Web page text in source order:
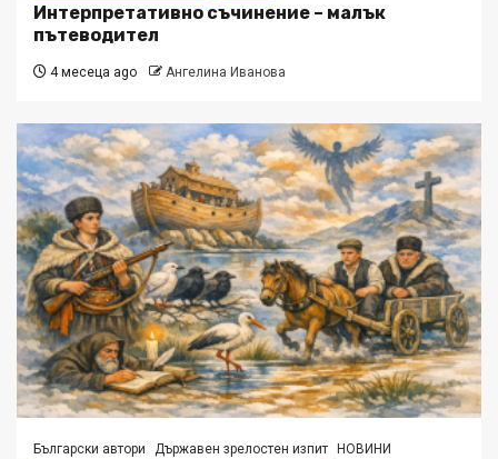
Интерпретативно съчинение – малък
пътеводител
4 месеца ago Ангелина Иванова
Български автори Държавен зрелостен изпит НОВИНИ